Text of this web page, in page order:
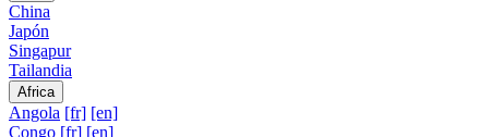
China
Japón
Singapur
Tailandia
Africa
Angola [fr] [en]
Congo [fr] [en]